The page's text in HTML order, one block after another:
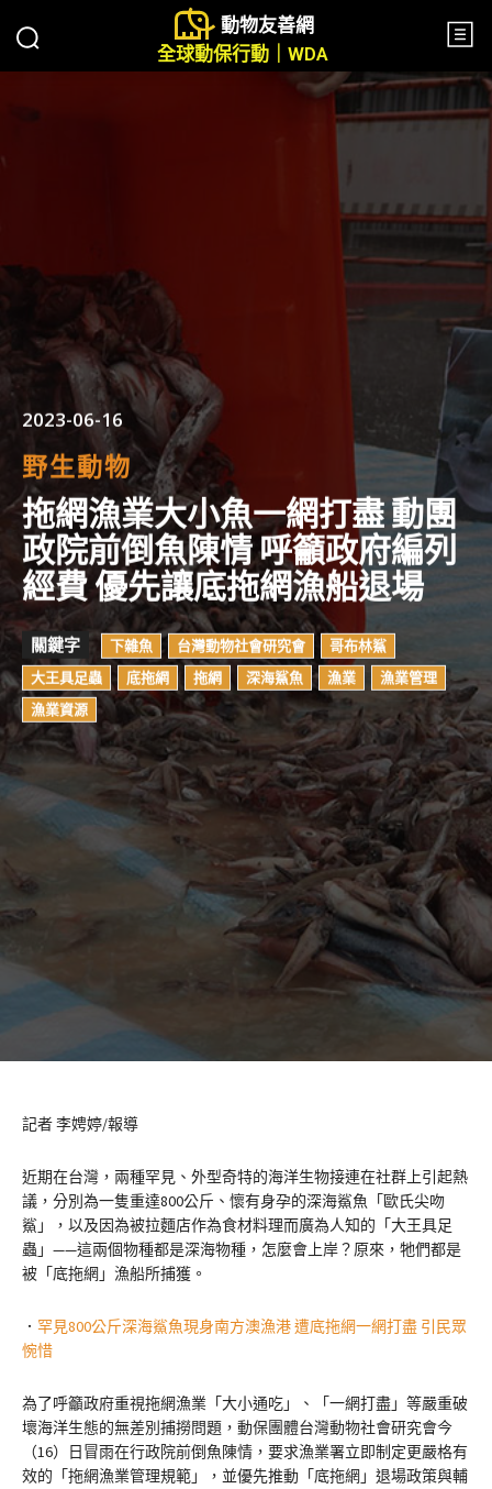
動物友善網
全球動保行動｜WDA
2023-06-16
野生動物
拖網漁業大小魚一網打盡 動團
政院前倒魚陳情 呼籲政府編列
經費 優先讓底拖網漁船退場
關鍵字 下雜魚 台灣動物社會研究會
哥布林鯊
大王具足蟲
底拖網 拖網 深海鯊魚 漁業
漁業管理
漁業資源
記者 李娉婷/報導
近期在台灣，兩種罕見、外型奇特的海洋生物接連在社群上引起熱
議，分別為一隻重達800公斤、懷有身孕的深海鯊魚「歐氏尖吻
鯊」，以及因為被拉麵店作為食材料理而廣為人知的「大王具足
蟲」——這兩個物種都是深海物種，怎麼會上岸？原來，牠們都是
被「底拖網」漁船所捕獲。
． 罕見800公斤深海鯊魚現身南方澳漁港 遭底拖網一網打盡 引民眾
惋惜
為了呼籲政府重視拖網漁業「大小通吃」、「一網打盡」等嚴重破
壞海洋生態的無差別捕撈問題，動保團體台灣動物社會研究會今
（16）日冒雨在行政院前倒魚陳情，要求漁業署立即制定更嚴格有
效的「拖網漁業管理規範」，並優先推動「底拖網」退場政策與輔